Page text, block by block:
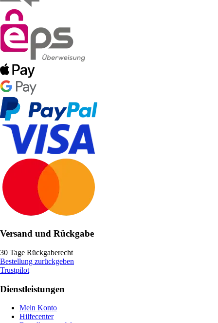
Versand und Rückgabe
30 Tage Rückgaberecht
Bestellung zurückgeben
Trustpilot
Dienstleistungen
Mein Konto
Hilfecenter